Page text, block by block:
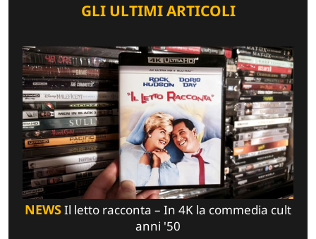
GLI ULTIMI ARTICOLI
NEWSIl letto racconta – In 4K la commedia cult
anni '50